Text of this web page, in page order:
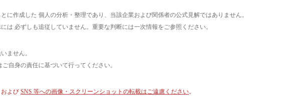
作成した 個人の分析・整理であり、当該企業および関係者の公式見解ではありません。
必ずしも追従していません。重要な判断には一次情報をご参照ください。
ません。
自身の責任に基づいて行ってください。
よび SNS 等への画像・スクリーンショットの転載はご遠慮ください。